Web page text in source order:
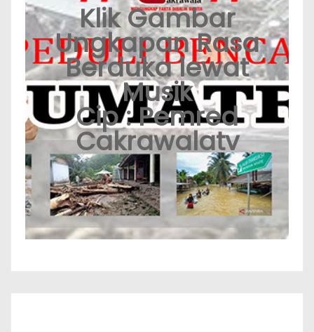
Klik Gambar
Ungkapan Rasa
Berduka lewat
Musik
Cip : Pemred
Cakrawalatv